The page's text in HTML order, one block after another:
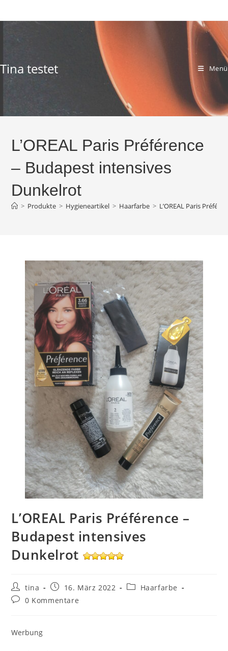
Inhalt
Tina testet Menü
L’OREAL Paris Préférence
– Budapest intensives
Dunkelrot
> Produkte > Hygieneartikel > Haarfarbe > L’OREAL Paris
L’OREAL Paris Préférence –
Budapest intensives
Dunkelrot
Beitrags-
Autor:
tina
Beitrag
veröffentlicht:
16. März 2022
Beitrags-
Haarfarbe
Beitrags-
0 Kommentare
Werbung